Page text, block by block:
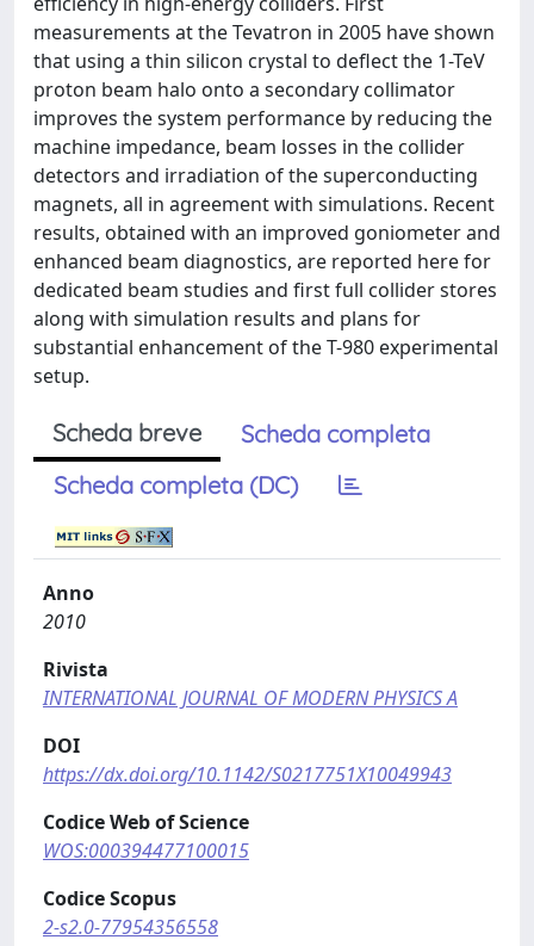
measurements at the Tevatron in 2005 have shown
that using a thin silicon crystal to deflect the 1-TeV
proton beam halo onto a secondary collimator
improves the system performance by reducing the
machine impedance, beam losses in the collider
detectors and irradiation of the superconducting
magnets, all in agreement with simulations. Recent
results, obtained with an improved goniometer and
enhanced beam diagnostics, are reported here for
dedicated beam studies and first full collider stores
along with simulation results and plans for
substantial enhancement of the T-980 experimental
setup.
Scheda breve
Scheda completa
Scheda completa (DC)
Anno
2010
Rivista
INTERNATIONAL JOURNAL OF MODERN PHYSICS A
DOI
https://dx.doi.org/10.1142/S0217751X10049943
Codice Web of Science
WOS:000394477100015
Codice Scopus
2-s2.0-77954356558